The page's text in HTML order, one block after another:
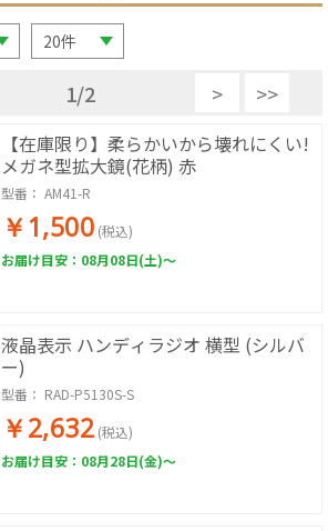
1/2 > >>
【在庫限り】柔らかいから壊れにくい!
メガネ型拡大鏡(花柄) 赤
型番： AM41-R
￥1,500 (税込)
お届け目安：08月08日(土)～
液晶表示 ハンディラジオ 横型 (シルバ
ー)
型番： RAD-P5130S-S
￥2,632 (税込)
お届け目安：08月28日(金)～